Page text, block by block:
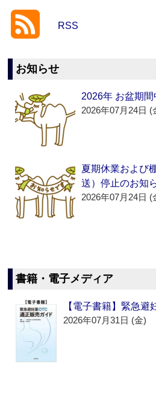
RSS
お知らせ
2026年 お盆期
2026年07月24日 (
夏期休業および
送）停止のお知
2026年07月24日 (
書籍・電子メディア
【電子書籍】緊急
2026年07月31日 (金)